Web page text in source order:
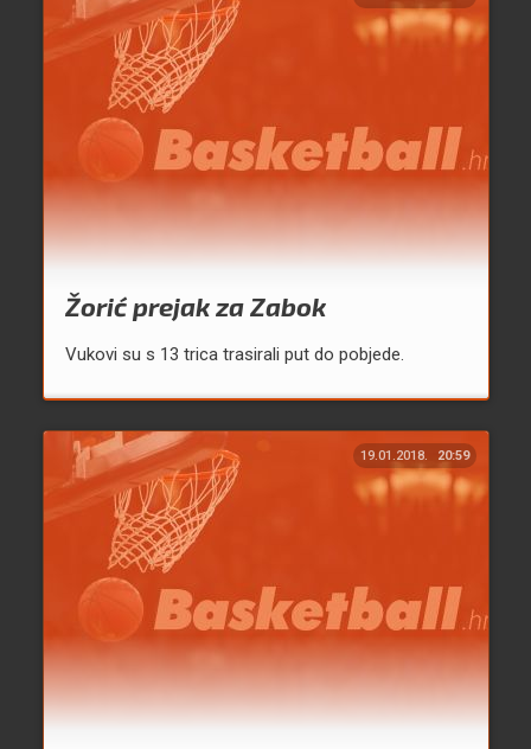
Žorić prejak za Zabok
Vukovi su s 13 trica trasirali put do pobjede.
19.01.2018. 20:59